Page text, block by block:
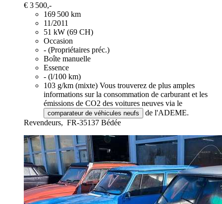
€ 3 500,-
169 500 km
11/2011
51 kW (69 CH)
Occasion
- (Propriétaires préc.)
Boîte manuelle
Essence
- (l/100 km)
103 g/km (mixte) Vous trouverez de plus amples
informations sur la consommation de carburant et les
émissions de CO2 des voitures neuves via le
comparateur de véhicules neufs
de l'ADEME.
Revendeurs, FR-35137 Bédée